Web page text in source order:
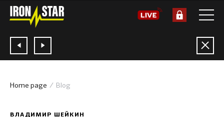
Home page Blog
ВЛАДИМИР ШЕЙКИН